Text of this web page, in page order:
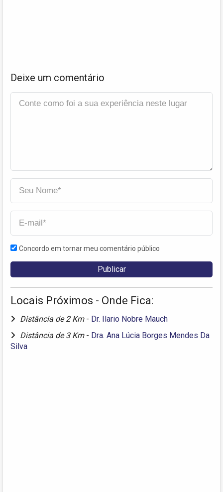
Deixe um comentário
Concordo em tornar meu comentário público
Locais Próximos - Onde Fica:
Distância de 2 Km - Dr. Ilario Nobre Mauch
Distância de 3 Km - Dra. Ana Lúcia Borges Mendes Da
Silva